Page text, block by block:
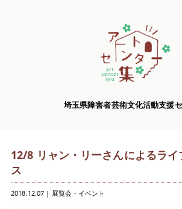
埼玉県障害者芸術文化活動支援
12/8 リャン・リーさんによるラ
ス
2018.12.07 | 展覧会・イベント